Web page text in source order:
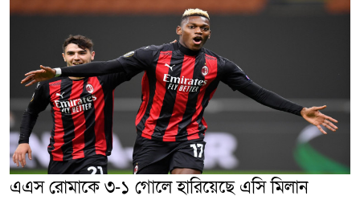
এএস রোমাকে ৩-১ গোলে হারিয়েছে এসি মিলান